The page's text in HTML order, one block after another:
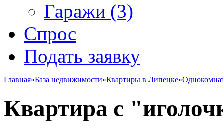
Гаражи (3)
Спрос
Подать заявку
Главная»База недвижимости»Квартиры в Липецке»
Квартира с